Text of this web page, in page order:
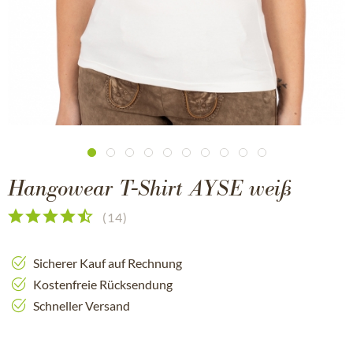
Hangowear T-Shirt AYSE weiß
( 14)
Sicherer Kauf auf Rechnung
Kostenfreie Rücksendung
Schneller Versand